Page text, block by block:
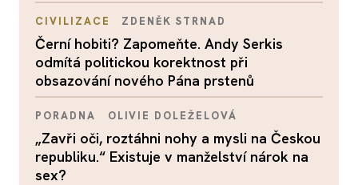
CIVILIZACE ZDENĚK STRNAD
Černí hobiti? Zapomeňte. Andy Serkis
odmítá politickou korektnost při
obsazování nového Pána prstenů
PORADNA OLIVIE DOLEŽELOVÁ
„Zavři oči, roztáhni nohy a mysli na Českou
republiku.“ Existuje v manželství nárok na
sex?